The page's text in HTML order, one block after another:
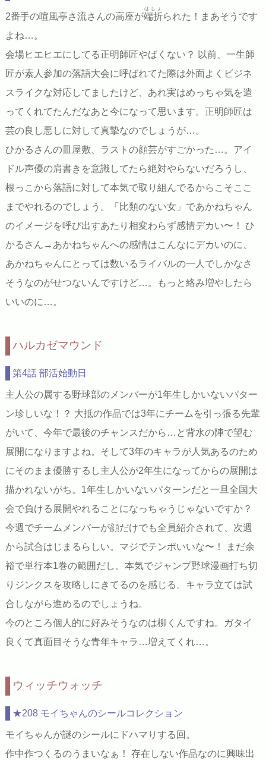
2番手の喧風亭さ流さんの高座が端折
はしょ
られた！まあそうです
よね…。
会場ヒエヒエにしてる正明師匠やばくない？ 以前、一生師
匠が素人参加の落語大会に呼ばれてた際は外面よくビジネ
スライクな対応してましたけど、あれ実はめっちゃ気を遣
ってくれてたんだなあと今になって思います。正明師匠は
芸の良し悪しに対して真摯なのでしょうが…。
ひかるさんの皿屋敷、ラストの顔芸がすごかった…。アイ
ドル声優の肩書きを意識してたら絶対やらないだろうし、
根っこから落語に対して本気で取り組んでるからこそここ
までやれるのでしょう。「比類のない女」であかねちゃん
のイメージを呼び出すあたり相変わらず感情デカい〜！ ひ
かるさん→あかねちゃんへの感情はこんなにデカいのに、
あかねちゃんにとっては数いるライバルの一人でしかなさ
そうなのがせつないんですけど…。もっと絡み増やしたら
いいのに…。
ハルカゼマウンド
第4話 部活始動日
主人公の属する野球部のメンバーが1年生しかいないパター
ン珍しいな！？ 大抵の作品では3年にチームを引っ張る先輩
がいて、今年で最後のチャンスだから…と背水の陣で望む
展開になりますよね。そして3年のキャラが人気あるのため
にそのまま優勝するし主人公が2年生になってからの展開は
描かれないがち。1年生しかいないパターンだと一旦全国大
会で負ける展開やれることになっちゃうじゃないですか？
今週でチームメンバーが顔だけでも全員紹介されて、次週
から試合はじまるらしい。マジでテンポいいな〜！ まだ余
裕で単行本1巻の範囲だし。本気でジャンプ野球漫画打ち切
りジンクスを攻略しにきてるのを感じる。キャラ立ては試
合しながら進めるのでしょうね。
今のところ個人的に好みそうなのは柳くんですね。ガタイ
良くて真面目そうな青年キャラ…増えてくれ…。
ウィッチウォッチ
★208 モイちゃんのシールコレクション
モイちゃんが謎のシールにドハマりする回。
作中作つくるのうまいなぁ！ 存在しない作品なのに興味出